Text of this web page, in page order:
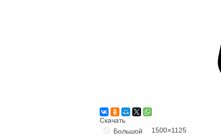
Скачать
Большой
1500×1125